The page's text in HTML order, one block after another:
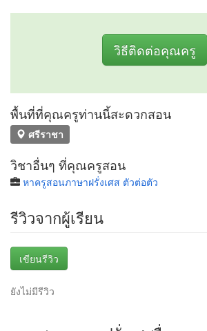
วิธีติดต่อคุณครู
พื้นที่ที่คุณครูท่านนี้สะดวกสอน
ศรีราชา
วิชาอื่นๆ ที่คุณครูสอน
หาครูสอนภาษาฝรั่งเศส ตัวต่อตัว
รีวิวจากผู้เรียน
เขียนรีวิว
ยังไม่มีรีวิว